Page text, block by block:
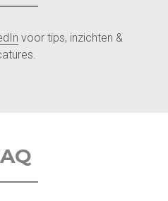
voor tips, inzichten &